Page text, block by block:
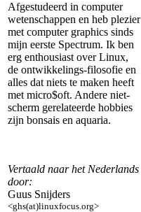
Afgestudeerd in computer
wetenschappen en heb plezier
met computer graphics sinds
mijn eerste Spectrum. Ik ben
erg enthousiast over Linux,
de ontwikkelings-filosofie en
alles dat niets te maken heeft
met micro$oft. Andere niet-
scherm gerelateerde hobbies
zijn bonsais en aquaria.
Vertaald naar het Nederlands
door:
Guus Snijders
<ghs(at)linuxfocus.org>